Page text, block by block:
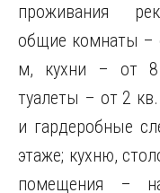
проживания
общие комнаты –
м, кухни – от
туалеты – от 2
и гардеробные
этаже; кухню,
помещения –